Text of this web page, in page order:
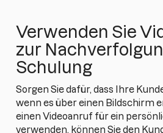
Verwenden Sie
zur
Schulung
Sorgen Sie dafür, dass Ihre
wenn es über einen Bildschirm
einen Videoanruf für ein
verwenden, können Sie den